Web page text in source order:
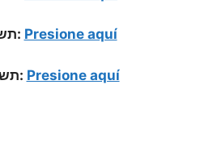
Año תשע”ו: Presione aquí
Año תשע”ה: Presione aquí